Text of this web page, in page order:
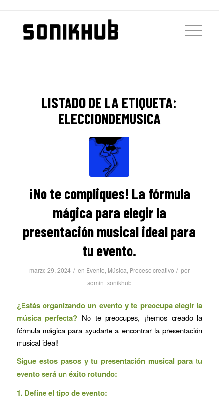
LISTADO DE LA ETIQUETA:
ELECCIONDEMUSICA
¡No te compliques! La fórmula
mágica para elegir la
presentación musical ideal para
tu evento.
marzo 29, 2024 / en Evento, Música, Proceso creativo / por
admin_sonikhub
¿Estás organizando un evento y te preocupa elegir la
música perfecta? No te preocupes, ¡hemos creado la
fórmula mágica para ayudarte a encontrar la presentación
musical ideal!
Sigue estos pasos y tu presentación musical para tu
evento será un éxito rotundo:
1. Define el tipo de evento: